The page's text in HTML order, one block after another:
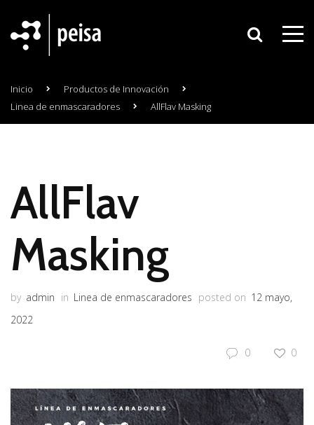
Inicio
Productos de Innovación
Linea de enmascaradores
AllFlav Masking
AllFlav
Masking
by admin in Linea de enmascaradores posted on 12 mayo,
2022
0 0